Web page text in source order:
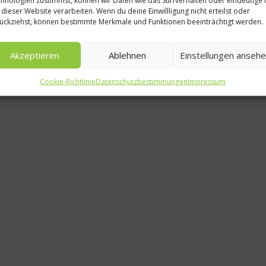
dieser Website verarbeiten. Wenn du deine Einwillligung nicht erteilst oder
können bestimmte Merkmale und Funktionen beeinträchtigt werden.
Akzeptieren Ablehnen Einstellungen
Cookie-RichtlinieDatenschutzbestimmungenImpressum
So